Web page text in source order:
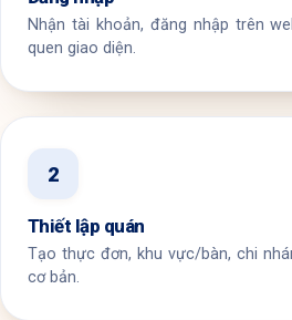
Nhận tài khoản, đăng nhập trên
quen giao diện.
2
Thiết lập quán
Tạo thực đơn, khu vực/bàn, chi
cơ bản.